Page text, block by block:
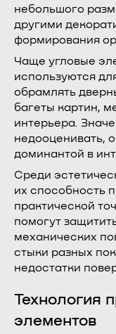
небольшого
другими
формирования
Чаще угловые
используются
обрамлять
багеты картин,
интерьера.
недооценивать,
доминантой в
Среди
их способность
практической
помогут
механических
стыки разных
недостатки
Технология
элементов